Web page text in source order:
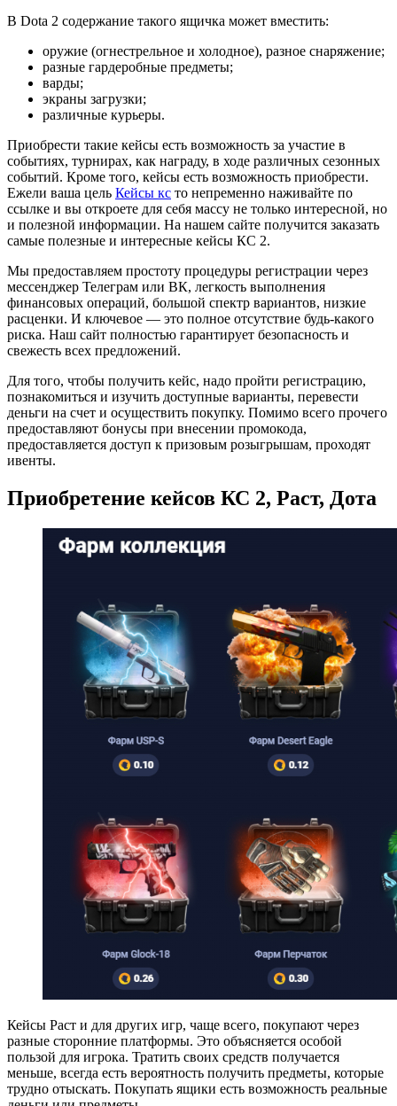
В Dota 2 содержание такого ящичка может вместить:
оружие (огнестрельное и холодное), разное снаряжение;
разные гардеробные предметы;
варды;
экраны загрузки;
различные курьеры.
Приобрести такие кейсы есть возможность за участие в
событиях, турнирах, как награду, в ходе различных сезонных
событий. Кроме того, кейсы есть возможность приобрести.
Ежели ваша цель Кейсы кс то непременно наживайте по
ссылке и вы откроете для себя массу не только интересной, но
и полезной информации. На нашем сайте получится заказать
самые полезные и интересные кейсы КС 2.
Мы предоставляем простоту процедуры регистрации через
мессенджер Телеграм или ВК, легкость выполнения
финансовых операций, большой спектр вариантов, низкие
расценки. И ключевое — это полное отсутствие будь-какого
риска. Наш сайт полностью гарантирует безопасность и
свежесть всех предложений.
Для того, чтобы получить кейс, надо пройти регистрацию,
познакомиться и изучить доступные варианты, перевести
деньги на счет и осуществить покупку. Помимо всего прочего
предоставляют бонусы при внесении промокода,
предоставляется доступ к призовым розыгрышам, проходят
ивенты.
Приобретение кейсов КС 2, Раст, Дота
Кейсы Раст и для других игр, чаще всего, покупают через
разные сторонние платформы. Это объясняется особой
пользой для игрока. Тратить своих средств получается
меньше, всегда есть вероятность получить предметы, которые
трудно отыскать. Покупать ящики есть возможность реальные